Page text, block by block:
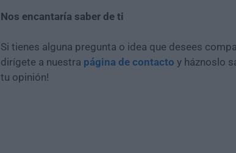
Nos encantaría saber de ti
Si tienes alguna pregunta o idea que desees
dirígete a nuestra página de contacto y háznoslo
tu opinión!